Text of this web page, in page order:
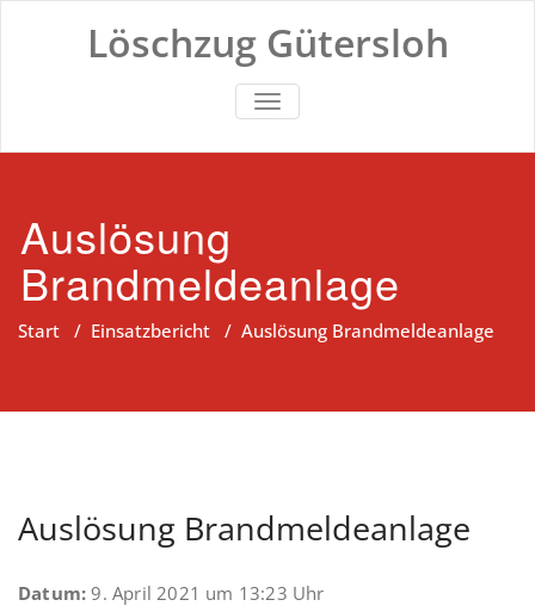
Löschzug Gütersloh
TOGGLE NAVIGATION
Auslösung
Brandmeldeanlage
Start / Einsatzbericht / Auslösung Brandmeldeanlage
Auslösung Brandmeldeanlage
Datum: 9. April 2021 um 13:23 Uhr